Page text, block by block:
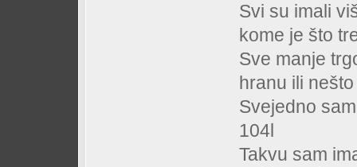
Svi su imali
kome je što
Sve manje
hranu ili
Svejedno
104l
Takvu sam